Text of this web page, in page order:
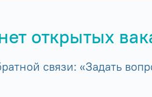
открытых
связи: «Задать